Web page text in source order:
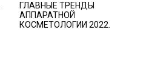
ГЛАВНЫЕ ТРЕНДЫ
АППАРАТНОЙ
КОСМЕТОЛОГИИ 2022.